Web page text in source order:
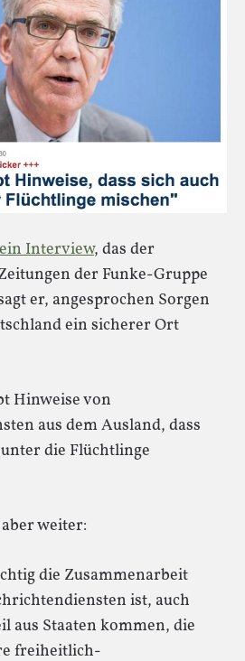
ein Interview, das der
der Funke-Gruppe
er, angesprochen Sorgen
ein sicherer Ort
Hinweise von
aus dem Ausland, dass
die Flüchtlinge
weiter:
die Zusammenarbeit
ist, auch
aus Staaten kommen, die
freiheitlich-